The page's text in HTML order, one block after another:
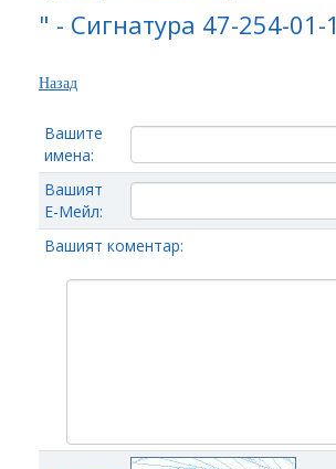
" - Сигнатура 47-254-01-1
Назад
Вашите
имена:
Вашият
Е-Мейл:
Вашият коментар: